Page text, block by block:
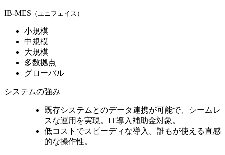
IB-MES （ユニフェイス）
小規模
中規模
大規模
多数拠点
グローバル
システムの強み
既存システムとのデータ連携が可能で、シームレ
スな運用を実現。IT導入補助金対象。
低コストでスピーディな導入。誰もが使える直感
的な操作性。